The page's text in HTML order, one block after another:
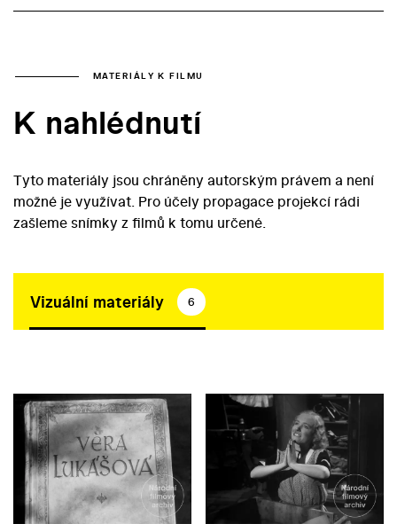
MATERIÁLY K FILMU
K nahlédnutí
Tyto materiály jsou chráněny autorským právem a není
možné je využívat. Pro účely propagace projekcí rádi
zašleme snímky z filmů k tomu určené.
Vizuální materiály 6